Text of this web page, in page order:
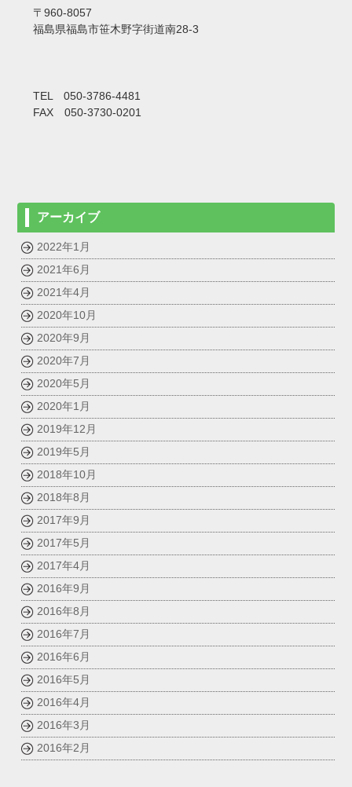
〒960-8057
福島県福島市笹木野字街道南28-3
TEL 050-3786-4481
FAX 050-3730-0201
アーカイブ
2022年1月
2021年6月
2021年4月
2020年10月
2020年9月
2020年7月
2020年5月
2020年1月
2019年12月
2019年5月
2018年10月
2018年8月
2017年9月
2017年5月
2017年4月
2016年9月
2016年8月
2016年7月
2016年6月
2016年5月
2016年4月
2016年3月
2016年2月